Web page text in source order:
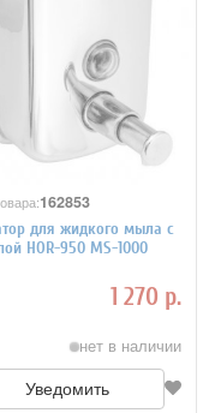
162853
для жидкого мыла с
HOR-950 MS-1000
1 270 р.
нет в наличии
Уведомить